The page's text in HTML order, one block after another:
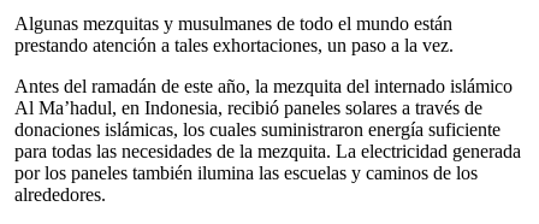
Algunas mezquitas y musulmanes de todo el mundo están
prestando atención a tales exhortaciones, un paso a la vez.
Antes del ramadán de este año, la mezquita del internado islámico
Al Ma’hadul, en Indonesia, recibió paneles solares a través de
donaciones islámicas, los cuales suministraron energía suficiente
para todas las necesidades de la mezquita. La electricidad generada
por los paneles también ilumina las escuelas y caminos de los
alrededores.